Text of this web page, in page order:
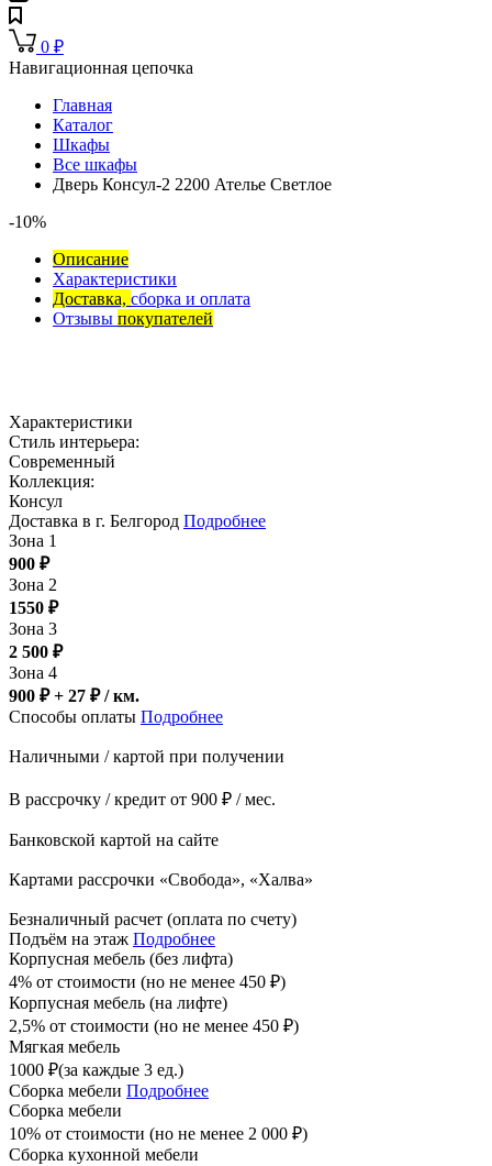
0 ₽
Навигационная цепочка
Главная
Каталог
Шкафы
Все шкафы
Дверь Консул-2 2200 Ателье Светлое
-10%
Описание
Характеристики
Доставка, сборка и оплата
Отзывы покупателей
Характеристики
Стиль интерьера:
Современный
Коллекция:
Консул
Доставка в г. Белгород Подробнее
Зона 1
900 ₽
Зона 2
1550 ₽
Зона 3
2 500 ₽
Зона 4
900 ₽ + 27 ₽/ км.
Способы оплаты Подробнее
Наличными / картой при получении
В рассрочку / кредит от 900 ₽ / мес.
Банковской картой на сайте
Картами рассрочки «Свобода», «Халва»
Безналичный расчет (оплата по счету)
Подъём на этаж Подробнее
Корпусная мебель (без лифта)
4% от стоимости (но не менее 450 ₽)
Корпусная мебель (на лифте)
2,5% от стоимости (но не менее 450 ₽)
Мягкая мебель
1000 ₽(за каждые 3 ед.)
Сборка мебели Подробнее
Сборка мебели
10% от стоимости (но не менее 2 000 ₽)
Сборка кухонной мебели